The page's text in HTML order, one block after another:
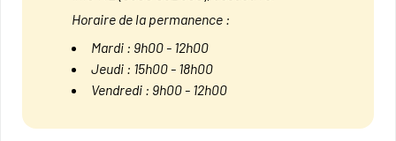
Horaire de la permanence :
Mardi : 9h00 - 12h00
Jeudi : 15h00 - 18h00
Vendredi : 9h00 - 12h00